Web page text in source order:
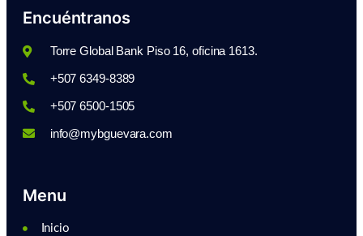
Encuéntranos
Torre Global Bank Piso 16, oficina 1613.
+507 6349-8389
+507 6500-1505
info@mybguevara.com
Menu
Inicio